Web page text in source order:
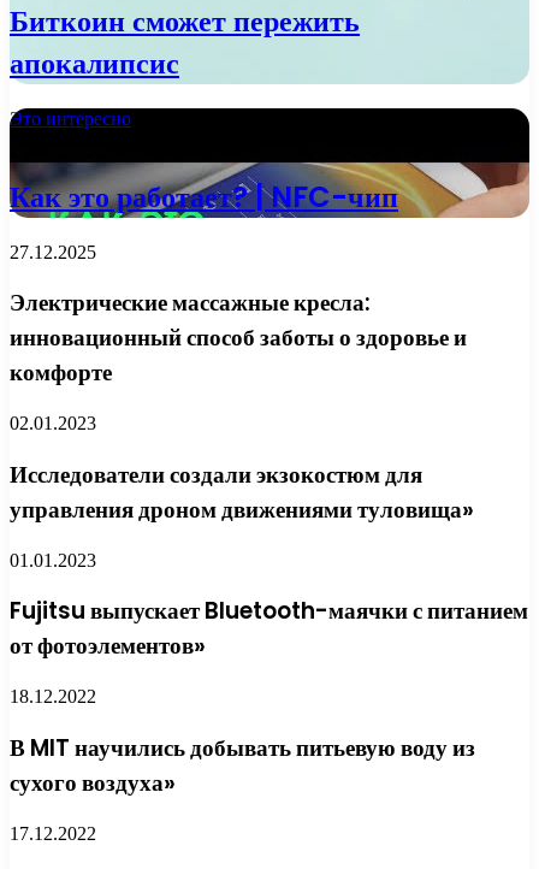
Биткоин сможет пережить
апокалипсис
Это интересно
Как это работает? | NFC-чип
27.12.2025
Электрические массажные кресла:
инновационный способ заботы о здоровье и
комфорте
02.01.2023
Исследователи создали экзокостюм для
управления дроном движениями туловища»
01.01.2023
Fujitsu выпускает Bluetooth-маячки с питанием
от фотоэлементов»
18.12.2022
В MIT научились добывать питьевую воду из
сухого воздуха»
17.12.2022